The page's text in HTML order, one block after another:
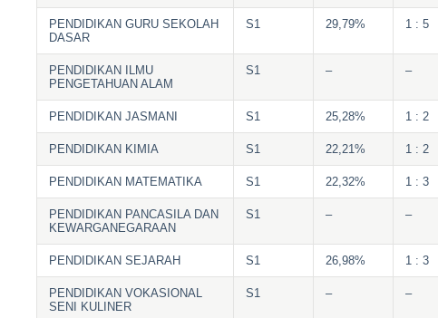
PENDIDIKAN GURU SEKOLAH
DASAR
S1 29,79% 1 : 5
PENDIDIKAN ILMU
PENGETAHUAN ALAM
S1 – –
PENDIDIKAN JASMANI S1 25,28% 1 : 2
PENDIDIKAN KIMIA S1 22,21% 1 : 2
PENDIDIKAN MATEMATIKA S1 22,32% 1 : 3
PENDIDIKAN PANCASILA DAN
KEWARGANEGARAAN
S1 – –
PENDIDIKAN SEJARAH S1 26,98% 1 : 3
PENDIDIKAN VOKASIONAL
SENI KULINER
S1 – –